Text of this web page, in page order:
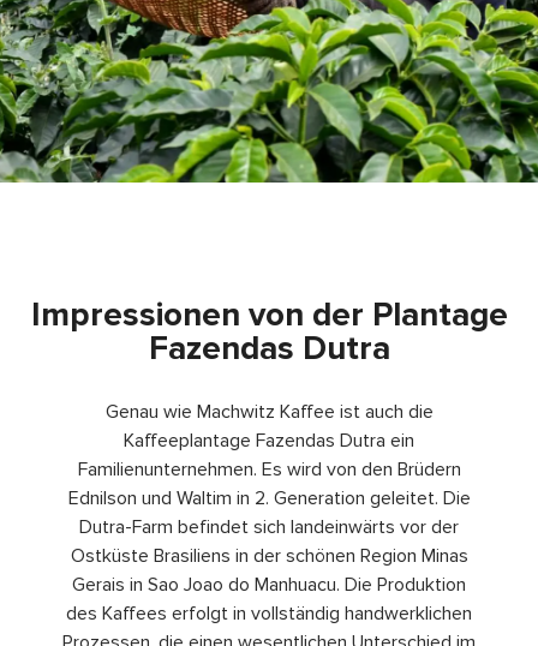
Impressionen von der Plantage
Fazendas Dutra
Genau wie Machwitz Kaffee ist auch die
Kaffeeplantage Fazendas Dutra ein
Familienunternehmen. Es wird von den Brüdern
Ednilson und Waltim in 2. Generation geleitet. Die
Dutra-Farm befindet sich landeinwärts vor der
Ostküste Brasiliens in der schönen Region Minas
Gerais in Sao Joao do Manhuacu. Die Produktion
des Kaffees erfolgt in vollständig handwerklichen